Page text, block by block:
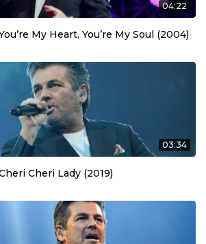
04:22
My Heart, You’re My Soul (2004)
03:34
Cheri Lady (2019)